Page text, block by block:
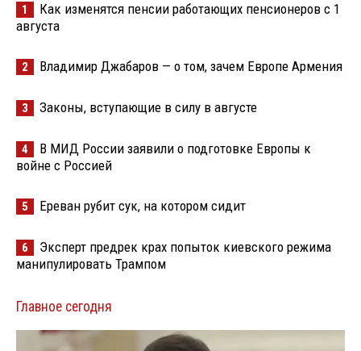
1
Как изменятся пенсии работающих пенсионеров с 1
августа
2 Владимир Джабаров — о том, зачем Европе Армения
3 Законы, вступающие в силу в августе
4
В МИД России заявили о подготовке Европы к
войне с Россией
5 Ереван рубит сук, на котором сидит
6
Эксперт предрек крах попыток киевского режима
манипулировать Трампом
Главное сегодня